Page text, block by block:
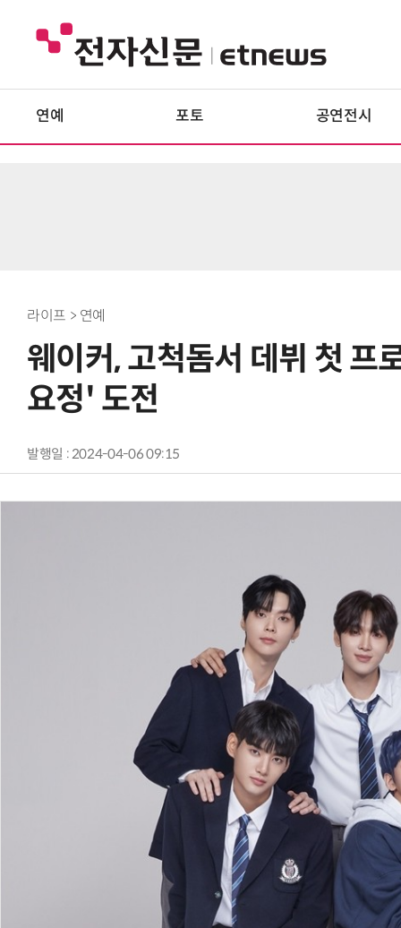
연예 포토 공연전시
라이프 > 연예
웨이커, 고척돔서 데뷔 첫
요정' 도전
발행일 : 2024-04-06 09:15
AI Native Enterprise를 지원하는 AI Ready Data